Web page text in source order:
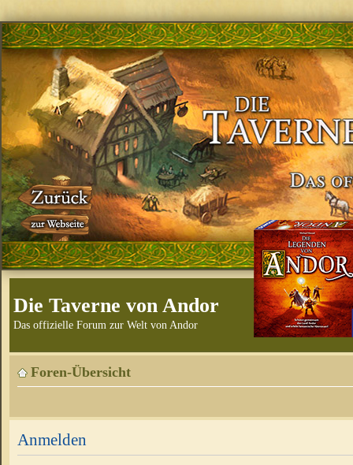
Die Taverne von Andor
Das offizielle Forum zur Welt von Andor
Foren-Übersicht
Anmelden